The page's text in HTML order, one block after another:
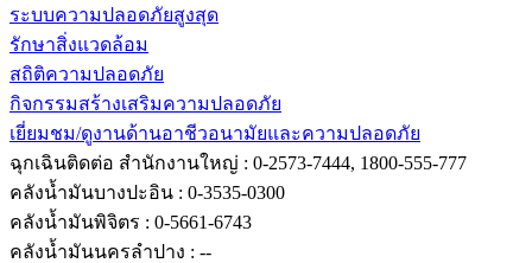
ระบบความปลอดภัยสูงสุด
รักษาสิ่งแวดล้อม
สถิติความปลอดภัย
กิจกรรมสร้างเสริมความปลอดภัย
เยี่ยมชม/ดูงานด้านอาชีวอนามัยและความปลอดภัย
ฉุกเฉินติดต่อ สำนักงานใหญ่ : 0-2573-7444, 1800-555-777
คลังน้ำมันบางปะอิน : 0-3535-0300
คลังน้ำมันพิจิตร : 0-5661-6743
คลังน้ำมันนครลำปาง : --